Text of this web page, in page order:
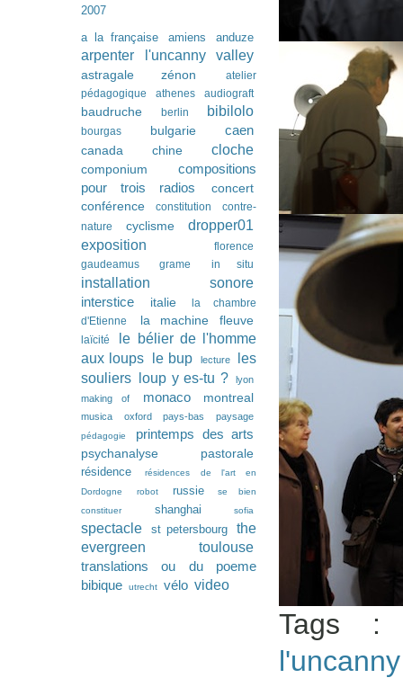
2007
a la française
amiens anduze
arpenter l'uncanny valley
astragale zénon
atelier
pédagogique
athenes audiograft
baudruche berlin bibilolo
bourgas bulgarie caen
canada chine cloche
componium
compositions
pour trois radios
concert
conférence
constitution
contre-
nature
cyclisme
dropper01
exposition
florence
gaudeamus
grame in situ
installation sonore
interstice italie
la chambre
d'Etienne
la machine fleuve
laïcité
le bélier de l'homme
aux loups
le bup lecture
les
souliers loup y es-tu ?
lyon
making of
monaco montreal
musica oxford pays-bas paysage
pédagogie printemps des arts
psychanalyse pastorale
résidence
résidences de l'art en
Dordogne
robot russie
se bien
constituer
shanghai sofia
spectacle st petersbourg
the
evergreen
toulouse
translations ou du poeme
bibique
utrecht vélo video
Tags